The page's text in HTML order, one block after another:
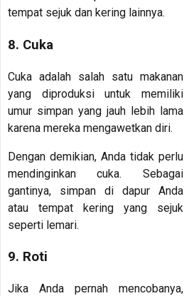
tempat sejuk dan kering lainnya.
8. Cuka
Cuka adalah salah satu makanan
yang diproduksi untuk memiliki
umur simpan yang jauh lebih lama
karena mereka mengawetkan diri.
Dengan demikian, Anda tidak perlu
mendinginkan cuka. Sebagai
gantinya, simpan di dapur Anda
atau tempat kering yang sejuk
seperti lemari.
9. Roti
Jika Anda pernah mencobanya,